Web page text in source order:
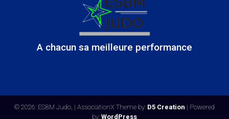
A chacun sa meilleure performance
© 2026: ESBM Judo, | AssociationX Theme by: D5 Creation | Powered
by: WordPress